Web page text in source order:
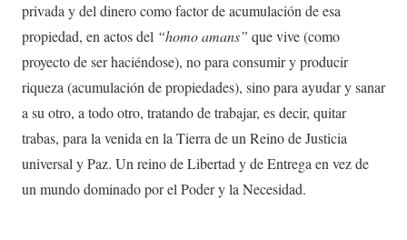
privada y del dinero como factor de acumulación de esa
propiedad, en actos del “homo amans” que vive (como
proyecto de ser haciéndose), no para consumir y producir
riqueza (acumulación de propiedades), sino para ayudar y sanar
a su otro, a todo otro, tratando de trabajar, es decir, quitar
trabas, para la venida en la Tierra de un Reino de Justicia
universal y Paz. Un reino de Libertad y de Entrega en vez de
un mundo dominado por el Poder y la Necesidad.